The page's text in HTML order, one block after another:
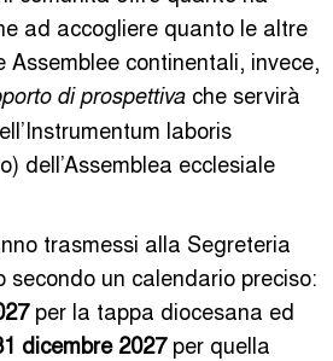
ad accogliere quanto le altre
Assemblee continentali, invece,
di prospettiva che servirà
laboris
dell’Assemblea ecclesiale
trasmessi alla Segreteria
secondo un calendario preciso:
per la tappa diocesana ed
dicembre 2027per quella